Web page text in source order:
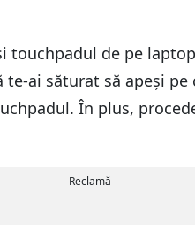
touchpadul de pe
ai săturat să apeși
În plus,
Reclamă